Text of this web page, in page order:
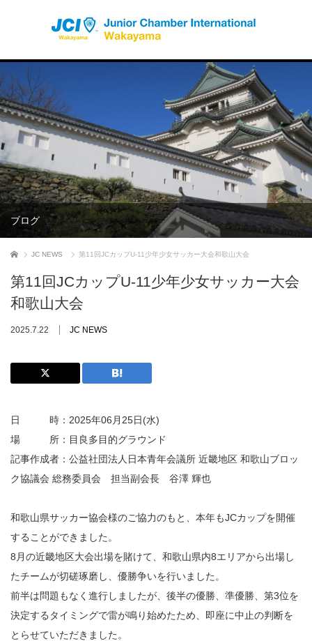
ブログ
ホーム JC NEWS 第11回JCカップU-11少年少女サッカー大会和歌山大会
第11回JCカップU-11少年少女サッカー大会
和歌山大会
2025.7.22 JC NEWS
日 時：2025年06月25日(水)
場 所：目良多目的グラウンド
記事作成者：公益社団法人日本青年会議所 近畿地区 和歌山ブロッ
ク協議会 総務委員会 担当副会長 谷澤 輝也
和歌山県サッカー協会様のご協力のもと、本年もJCカップを開催
することができました。
8月の近畿地区大会出場を賭けて、和歌山県内8エリアから出場し
たチームが切磋琢磨し、優勝争いを行いました。
前半は問題もなく進行しましたが、後半の優勝、準優勝、第3位を
決定するタイミングで雷が鳴り始めたため、即座に中止の判断を
とらせていただきました。